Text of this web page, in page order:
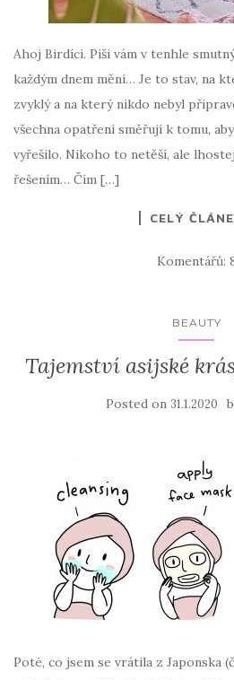
Ahoj Birdíci. Píši vám v tenhle
každým dnem mění… Je to stav, na
zvyklý a na který nikdo nebyl
všechna opatření směřují k tomu,
vyřešilo. Nikoho to netěší, ale
řešením… Čím […]
CELÝ
Komentářů:
BEAUTY
Tajemství asijské
Posted on 31.1.2020
Poté, co jsem se vrátila z Japonska